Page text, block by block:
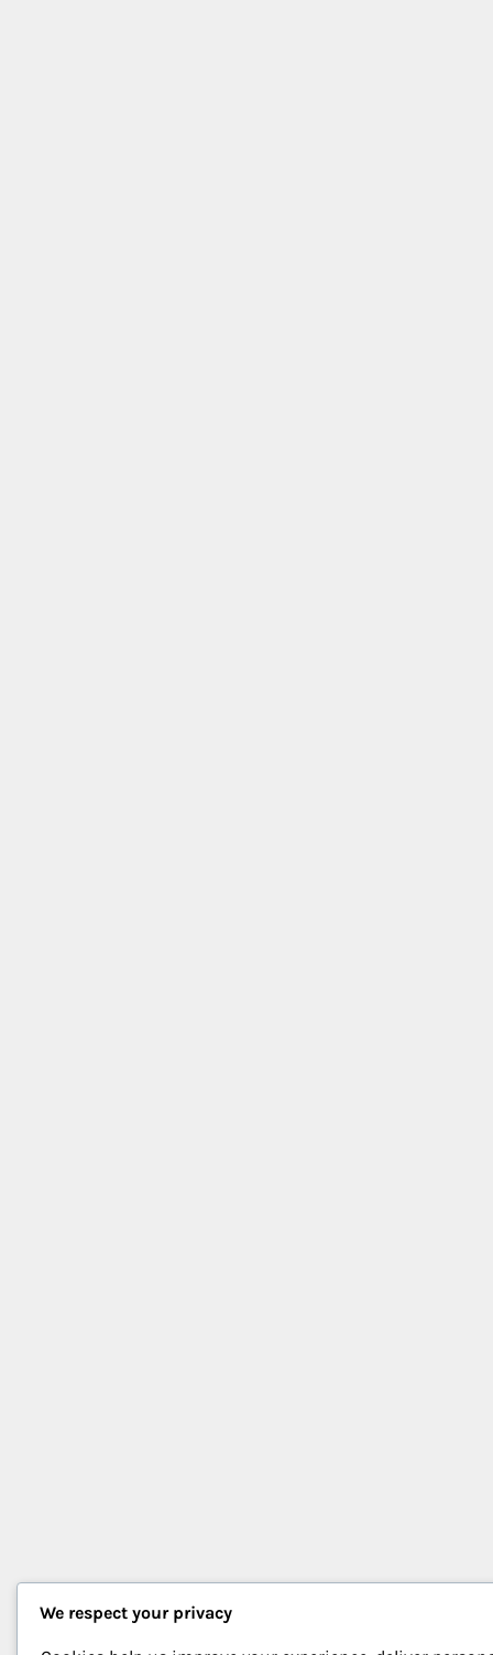
We respect your privacy